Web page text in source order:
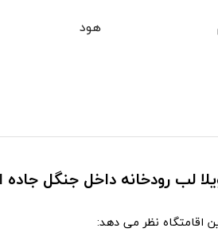
هود
لب رودخانه داخل جنگل
اقامتگاه نظر می دهد: